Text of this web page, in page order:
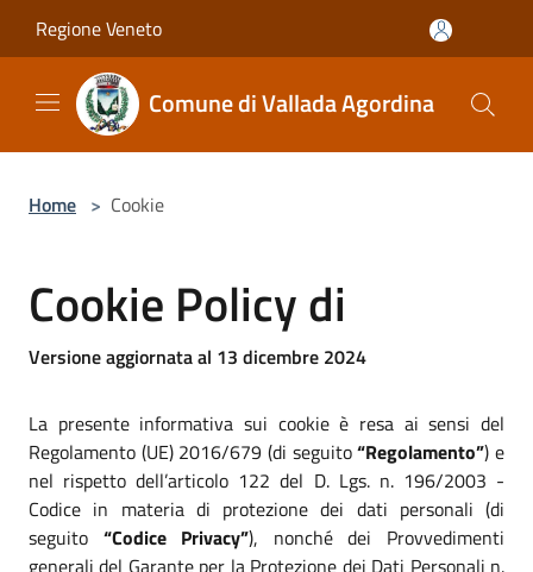
Regione Veneto
Comune di Vallada Agordina
Home > Cookie
Cookie Policy di
Versione aggiornata al 13 dicembre 2024
La presente informativa sui cookie è resa ai sensi del
Regolamento (UE) 2016/679 (di seguito“Regolamento”) e
nel rispetto dell’articolo 122 del D. Lgs. n. 196/2003 -
Codice in materia di protezione dei dati personali (di
seguito “Codice Privacy”), nonché dei Provvedimenti
generali del Garante per la Protezione dei Dati Personali n.